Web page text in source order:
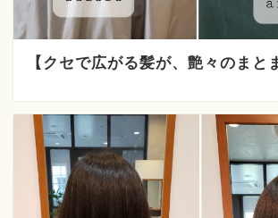
【クセで広がる髪が、艶々のまと